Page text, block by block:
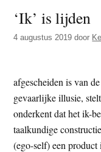
t
e
e‘Ik’ is lijden
4 augustus 2019 door
afgescheiden is van
gevaarlijke illusie,
onderkent dat het ik-
taalkundige
(ego-self) een